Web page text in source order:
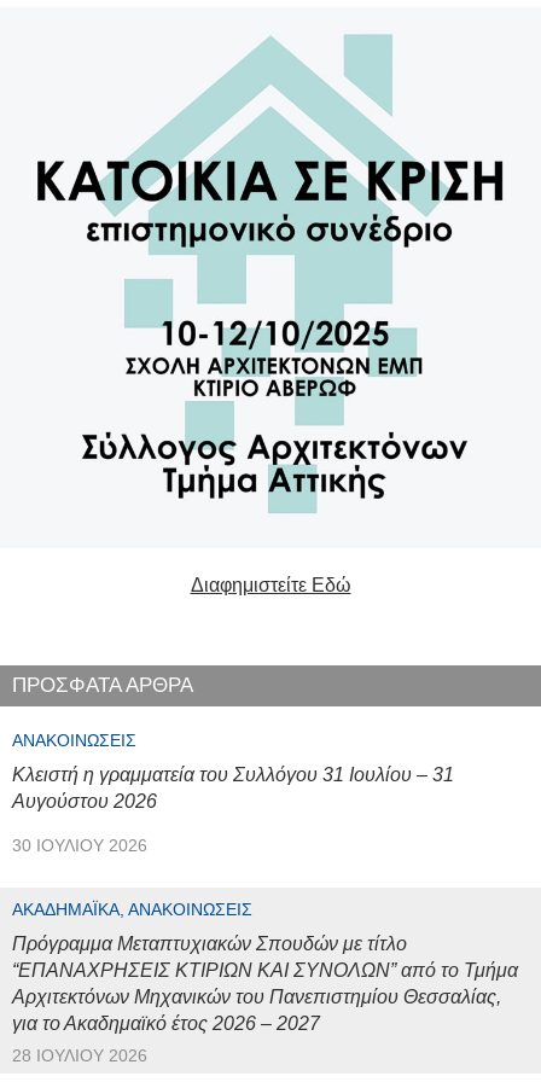
Διαφημιστείτε Εδώ
ΠΡΟΣΦΑΤΑ ΑΡΘΡΑ
ΑΝΑΚΟΙΝΏΣΕΙΣ
Κλειστή η γραμματεία του Συλλόγου 31 Ιουλίου – 31
Αυγούστου 2026
30 ΙΟΥΛΊΟΥ 2026
ΑΚΑΔΗΜΑΪΚΆ, ΑΝΑΚΟΙΝΏΣΕΙΣ
Πρόγραμμα Μεταπτυχιακών Σπουδών με τίτλο
“ΕΠΑΝΑΧΡΗΣΕΙΣ ΚΤΙΡΙΩΝ ΚΑΙ ΣΥΝΟΛΩΝ” από το Τμήμα
Αρχιτεκτόνων Μηχανικών του Πανεπιστημίου Θεσσαλίας,
για το Ακαδημαϊκό έτος 2026 – 2027
28 ΙΟΥΛΊΟΥ 2026